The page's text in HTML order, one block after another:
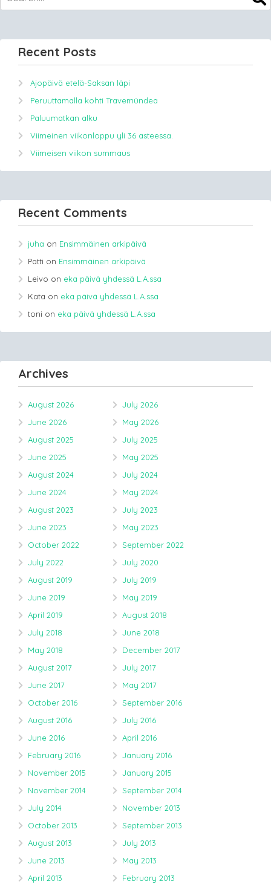
Recent Posts
Ajopäivä etelä-Saksan läpi
Peruuttamalla kohti Travemündea
Paluumatkan alku
Viimeinen viikonloppu yli 36 asteessa.
Viimeisen viikon summaus
Recent Comments
juha on Ensimmäinen arkipäivä
Patti on Ensimmäinen arkipäivä
Leivo on eka päivä yhdessä L.A.ssa
Kata on eka päivä yhdessä L.A.ssa
toni on eka päivä yhdessä L.A.ssa
Archives
August 2026
July 2026
June 2026
May 2026
August 2025
July 2025
June 2025
May 2025
August 2024
July 2024
June 2024
May 2024
August 2023
July 2023
June 2023
May 2023
October 2022
September 2022
July 2022
July 2020
August 2019
July 2019
June 2019
May 2019
April 2019
August 2018
July 2018
June 2018
May 2018
December 2017
August 2017
July 2017
June 2017
May 2017
October 2016
September 2016
August 2016
July 2016
June 2016
April 2016
February 2016
January 2016
November 2015
January 2015
November 2014
September 2014
July 2014
November 2013
October 2013
September 2013
August 2013
July 2013
June 2013
May 2013
April 2013
February 2013